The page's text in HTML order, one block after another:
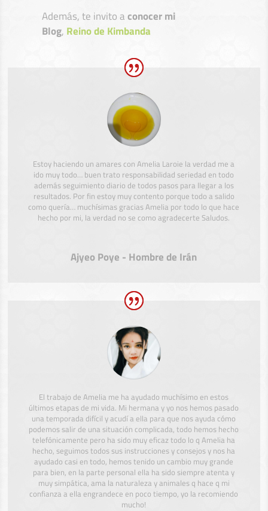
Además, te invito aconocer mi
Blog, Reino de Kimbanda
Estoy haciendo un amares con Amelia Laroie la verdad me a
ido muy todo… buen trato responsabilidad seriedad en todo
además seguimiento diario de todos pasos para llegar a los
resultados. Por fin estoy muy contento porque todo a salido
como quería… muchísimas gracias Amelia por todo lo que hace
hecho por mi, la verdad no se como agradecerte Saludos.
Ajyeo Poye - Hombre de Irán
El trabajo de Amelia me ha ayudado muchísimo en estos
últimos etapas de mi vida. Mi hermana y yo nos hemos pasado
una temporada difícil y acudí a ella para que nos ayuda cómo
podemos salir de una situación complicada, todo hemos hecho
telefónicamente pero ha sido muy eficaz todo lo q Amelia ha
hecho, seguimos todos sus instrucciones y consejos y nos ha
ayudado casi en todo, hemos tenido un cambio muy grande
para bien, en la parte personal ella ha sido siempre atenta y
muy simpática, ama la naturaleza y animales q hace q mi
confianza a ella engrandece en poco tiempo, yo la recomiendo
mucho!